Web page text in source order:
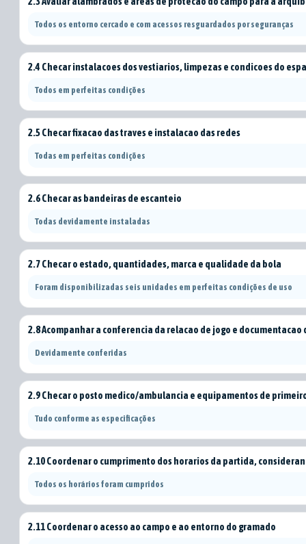
Todos os entorno cercado e com acessos resguardados por seguranças
2.4 Checar instalacoes dos vestiarios, limpezas e condicoes do
Todos em perfeitas condições
2.5 Checar fixacao das traves e instalacao das redes
Todas em perfeitas condições
2.6 Checar as bandeiras de escanteio
Todas devidamente instaladas
2.7 Checar o estado, quantidades, marca e qualidade da bola
Foram disponibilizadas seis unidades em perfeitas condições de uso
2.8 Acompanhar a conferencia da relacao de jogo e documentacao
Devidamente conferidas
2.9 Checar o posto medico/ambulancia e equipamentos de
Tudo conforme as especificações
2.10 Coordenar o cumprimento dos horarios da partida,
Todos os horários foram cumpridos
2.11 Coordenar o acesso ao campo e ao entorno do gramado